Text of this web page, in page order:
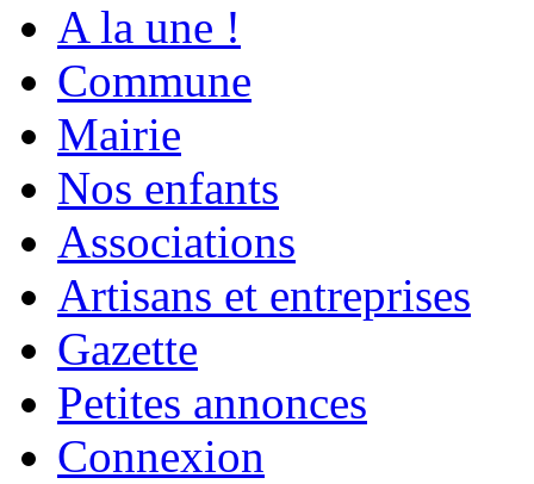
A la une !
Commune
Mairie
Nos enfants
Associations
Artisans et entreprises
Gazette
Petites annonces
Connexion